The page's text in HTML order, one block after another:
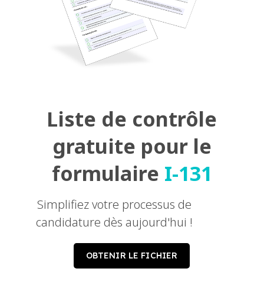
Liste de contrôle
gratuite pour le
formulaire I-131
Simplifiez votre processus de
candidature dès aujourd'hui !
OBTENIR LE FICHIER